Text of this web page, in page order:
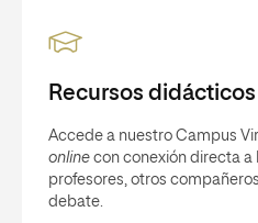
Recursos didácticos
Accede a nuestro Campus
online con conexión directa a
profesores, otros
debate.